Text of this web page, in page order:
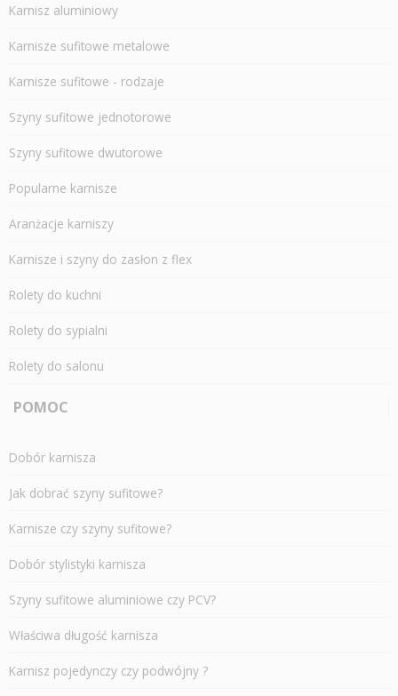
Karnisz aluminiowy
Karnisze sufitowe metalowe
Karnisze sufitowe - rodzaje
Szyny sufitowe jednotorowe
Szyny sufitowe dwutorowe
Popularne karnisze
Aranżacje karniszy
Karnisze i szyny do zasłon z flex
Rolety do kuchni
Rolety do sypialni
Rolety do salonu
POMOC
Dobór karnisza
Jak dobrać szyny sufitowe?
Karnisze czy szyny sufitowe?
Dobór stylistyki karnisza
Szyny sufitowe aluminiowe czy PCV?
Właściwa długość karnisza
Karnisz pojedynczy czy podwójny ?